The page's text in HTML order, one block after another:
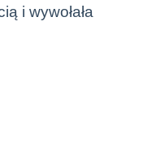
i wywołała